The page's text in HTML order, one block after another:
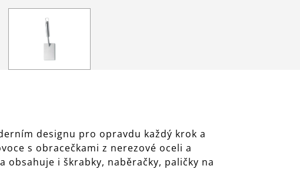
designu pro opravdu každý krok a
s obracečkami z nerezové oceli a
i škrabky, naběračky, paličky na